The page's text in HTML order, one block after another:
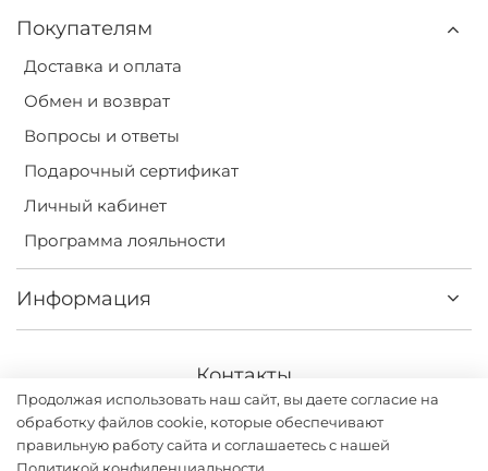
Покупателям
Доставка и оплата
Обмен и возврат
Вопросы и ответы
Подарочный сертификат
Личный кабинет
Программа лояльности
Информация
Контакты
+7(499) 113-31-75
Продолжая использовать наш сайт, вы даете согласие на
обработку файлов cookie, которые обеспечивают
правильную работу сайта и соглашаетесь с нашей